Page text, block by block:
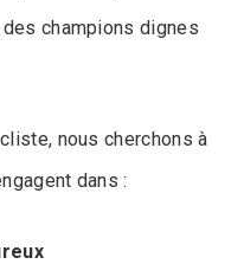
champions dignes
nous cherchons à
dans :